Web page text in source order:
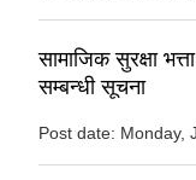
सामाजिक सुरक्षा
सम्बन्धी सूचना
Post date: Monday,